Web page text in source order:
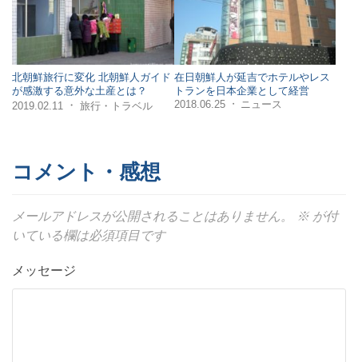
北朝鮮旅行に変化 北朝鮮人ガイド
が感激する意外な土産とは？
2019.02.11
・ 旅行・トラベル
在日朝鮮人が延吉でホテルやレス
トランを日本企業として経営
2018.06.25
・ ニュース
コメント・感想
メールアドレスが公開されることはありません。 ※ が付
いている欄は必須項目です
メッセージ